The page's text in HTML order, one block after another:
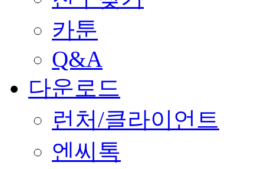
카툰
Q&A
다운로드
런처/클라이언트
엔씨톡